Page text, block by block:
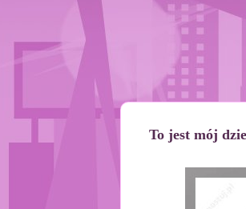
To jest mój